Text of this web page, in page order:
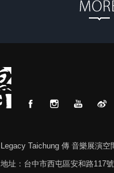
Legacy Taichung 傳 音樂展演空
地址：台中市西屯區安和路117號